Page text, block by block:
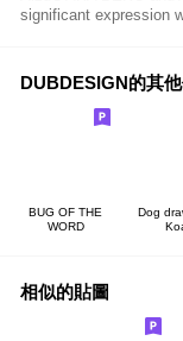
significant expression
DUBDESIGN的其
BUG OF THE
WORD
Dog
相似的貼圖